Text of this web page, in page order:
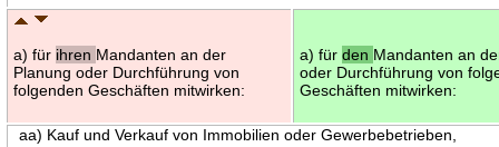
a) für ihren Mandanten an der
Planung oder Durchführung von
folgenden Geschäften mitwirken:
a) fürden Mandanten an
oder Durchführung von
Geschäften mitwirken:
aa) Kauf und Verkauf von Immobilien oder Gewerbebetrieben,